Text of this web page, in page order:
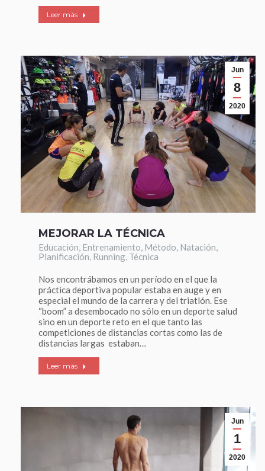
Leer más
Jun
8
2020
MEJORAR LA TÉCNICA
Educación, Entrenamiento, Método, Natación,
Planificación, Running, Técnica
Nos encontrábamos en un período en el que la
práctica deportiva popular estaba en auge y en
especial el mundo de la carrera y del triatlón. Ese
“boom” a desembocado no sólo en un deporte salud
sino en un deporte reto en el que tanto las
competiciones de distancias cortas como las de
distancias largas estaban…
Leer más
Jun
1
2020